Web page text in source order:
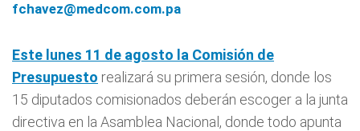
fchavez@medcom.com.pa
Este lunes 11 de agosto la Comisión de
Presupuesto realizará su primera sesión, donde los
15 diputados comisionados deberán escoger a la junta
directiva en la Asamblea Nacional, donde todo apunta